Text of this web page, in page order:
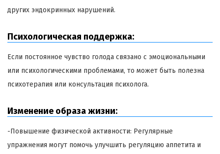
других эндокринных нарушений.
Психологическая поддержка:
Если постоянное чувство голода связано с эмоциональными
или психологическими проблемами, то может быть полезна
психотерапия или консультация психолога.
Изменение образа жизни:
-Повышение физической активности: Регулярные
упражнения могут помочь улучшить регуляцию аппетита и